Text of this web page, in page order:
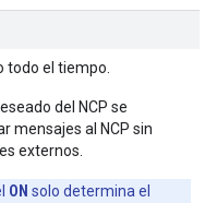
todo el tiempo.
del NCP se
mensajes al NCP sin
externos.
ON solo determina el